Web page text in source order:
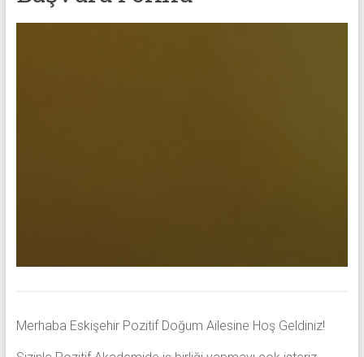
Merhaba Eskişehir Pozitif Doğum Ailesine Hoş Geldiniz!